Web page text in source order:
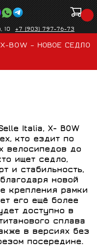
10 +7 (903) 797-76-73
BOW – НОВОЕ СЕДЛО
Italia, X- BOW
кто ездит по
велосипедов до
ищет седло,
и стабильность,
благодаря новой
крепления рамки
его ещё более
доступно в
сплава
в версиях без
посередине.